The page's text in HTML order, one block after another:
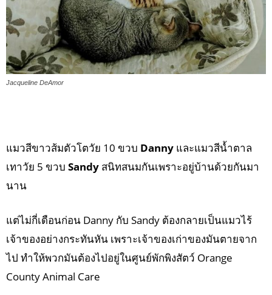
Jacqueline DeAmor
แมวสีขาวส้มตัวโตวัย 10 ขวบ Danny และแมวสีน้ำตาล
เทาวัย 5 ขวบ Sandy สนิทสนมกันเพราะอยู่บ้านด้วยกันมา
นาน
แต่ไม่กี่เดือนก่อน Danny กับ Sandy ต้องกลายเป็นแมวไร้
เจ้าของอย่างกระทันหัน เพราะเจ้าของเก่าของมันตายจาก
ไป ทำให้พวกมันต้องไปอยู่ในศูนย์พักพิงสัตว์ Orange
County Animal Care